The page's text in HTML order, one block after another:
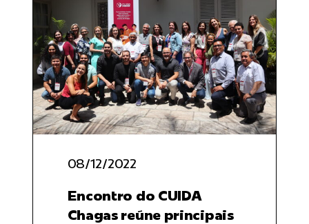
08/12/2022
Encontro do CUIDA
Chagas reúne principais